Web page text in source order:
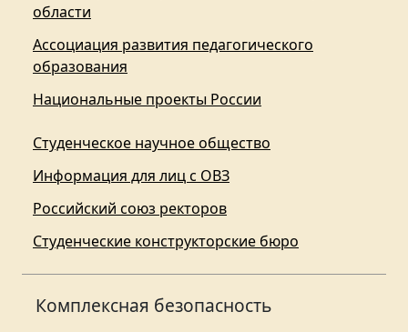
области
Ассоциация развития педагогического
образования
Национальные проекты России
Студенческое научное общество
Информация для лиц с ОВЗ
Российский союз ректоров
Студенческие конструкторские бюро
Комплексная безопасность